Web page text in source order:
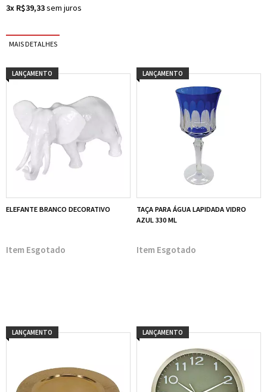
3x R$39,33
LANÇAMENTO
ELEFANTE BRANCO DECORATIVO
Esgotado
LANÇAMENTO
TAÇA PARA ÁGUA LAPIDADA VIDRO
AZUL 330 ML
Esgotado
LANÇAMENTO LANÇAMENTO